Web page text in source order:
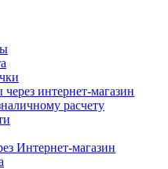
интернет-магазин
расчету
Интернет-магазин